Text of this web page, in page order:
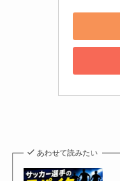
あわせて読みたい